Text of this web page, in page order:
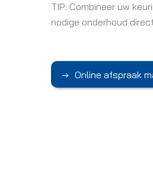
TIP: Combineer uw
nodige onderhoud
Online afspraak